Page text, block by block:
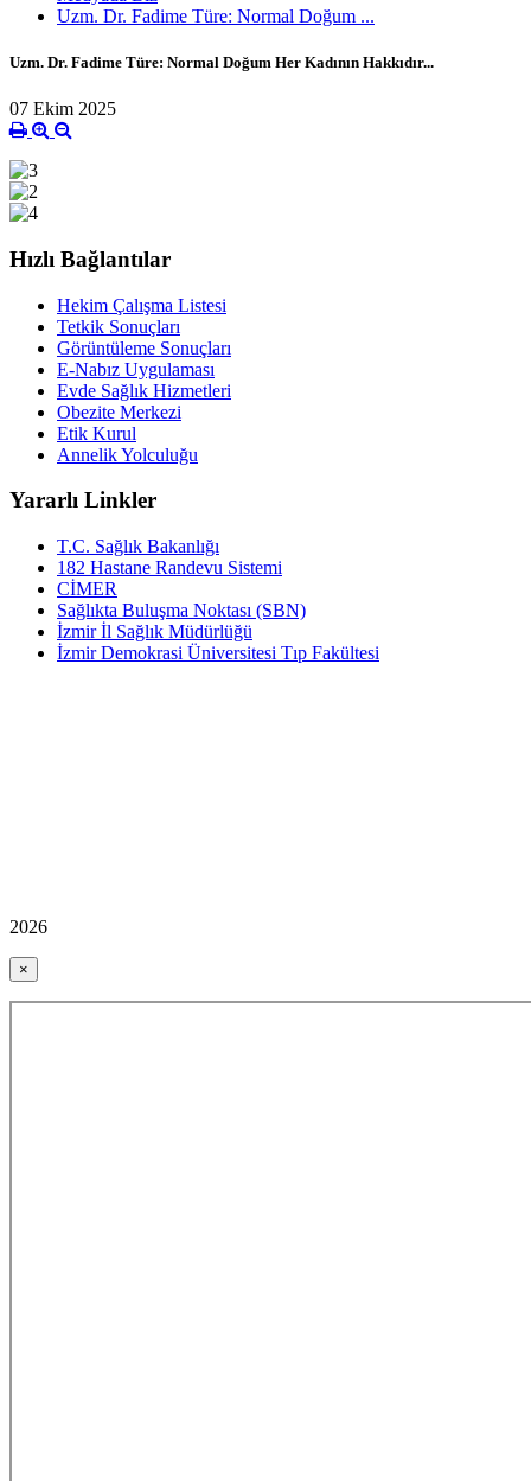
Uzm. Dr. Fadime Türe: Normal Doğum ...
Uzm. Dr. Fadime Türe: Normal Doğum Her Kadının Hakkıdır...
07 Ekim 2025
Hızlı Bağlantılar
Hekim Çalışma Listesi
Tetkik Sonuçları
Görüntüleme Sonuçları
E-Nabız Uygulaması
Evde Sağlık Hizmetleri
Obezite Merkezi
Etik Kurul
Annelik Yolculuğu
Yararlı Linkler
T.C. Sağlık Bakanlığı
182 Hastane Randevu Sistemi
CİMER
Sağlıkta Buluşma Noktası (SBN)
İzmir İl Sağlık Müdürlüğü
İzmir Demokrasi Üniversitesi Tıp Fakültesi
2026
×